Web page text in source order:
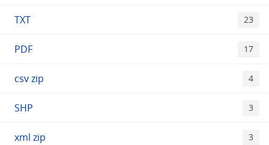
TXT 23
PDF 17
csv zip 4
SHP 3
xml zip 3